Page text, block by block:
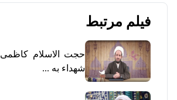
فیلم مرتبط
حجت الاسلام
شهداء به ...